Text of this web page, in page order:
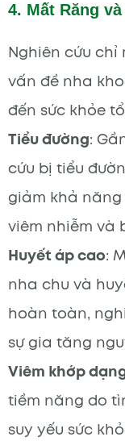
4. Mất Răng
Nghiên cứu
vấn đề nha
đến sức khỏe
Tiểu đường:
cứu bị tiểu
giảm khả
viêm nhiễm và
Huyết áp cao:
nha chu và
hoàn toàn,
sự gia tăng
Viêm khớp
tiềm năng do
suy yếu sức